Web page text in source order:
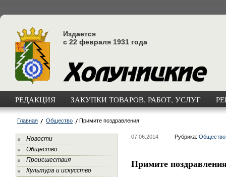
Издается
с 22 февраля 1931 года
РЕДАКЦИЯ ЗАКУПКИ ТОВАРОВ, РАБОТ, УСЛУГ
Главная Общество Примите поздравления
Новости
Общество
Происшествия
Культура и искусство
07.06.2014 Рубрика: Общество
Примите